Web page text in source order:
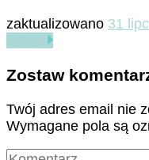
zaktualizowano 31
Zostaw
Twój adres email nie
Wymagane pola są